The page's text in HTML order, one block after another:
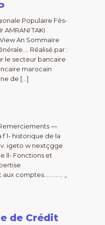
Populaire Fès-
AMRANI TAKI
An Sommaire
Réalisé par :
le secteur bancaire
marocain
de […]
Remerciements —
1- historique de la
igeto w nextçgge
ll- Fonctions et
comptes…………. „
de Crédit